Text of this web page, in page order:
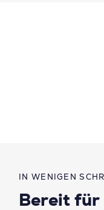
IN WENIGEN
Bereit für